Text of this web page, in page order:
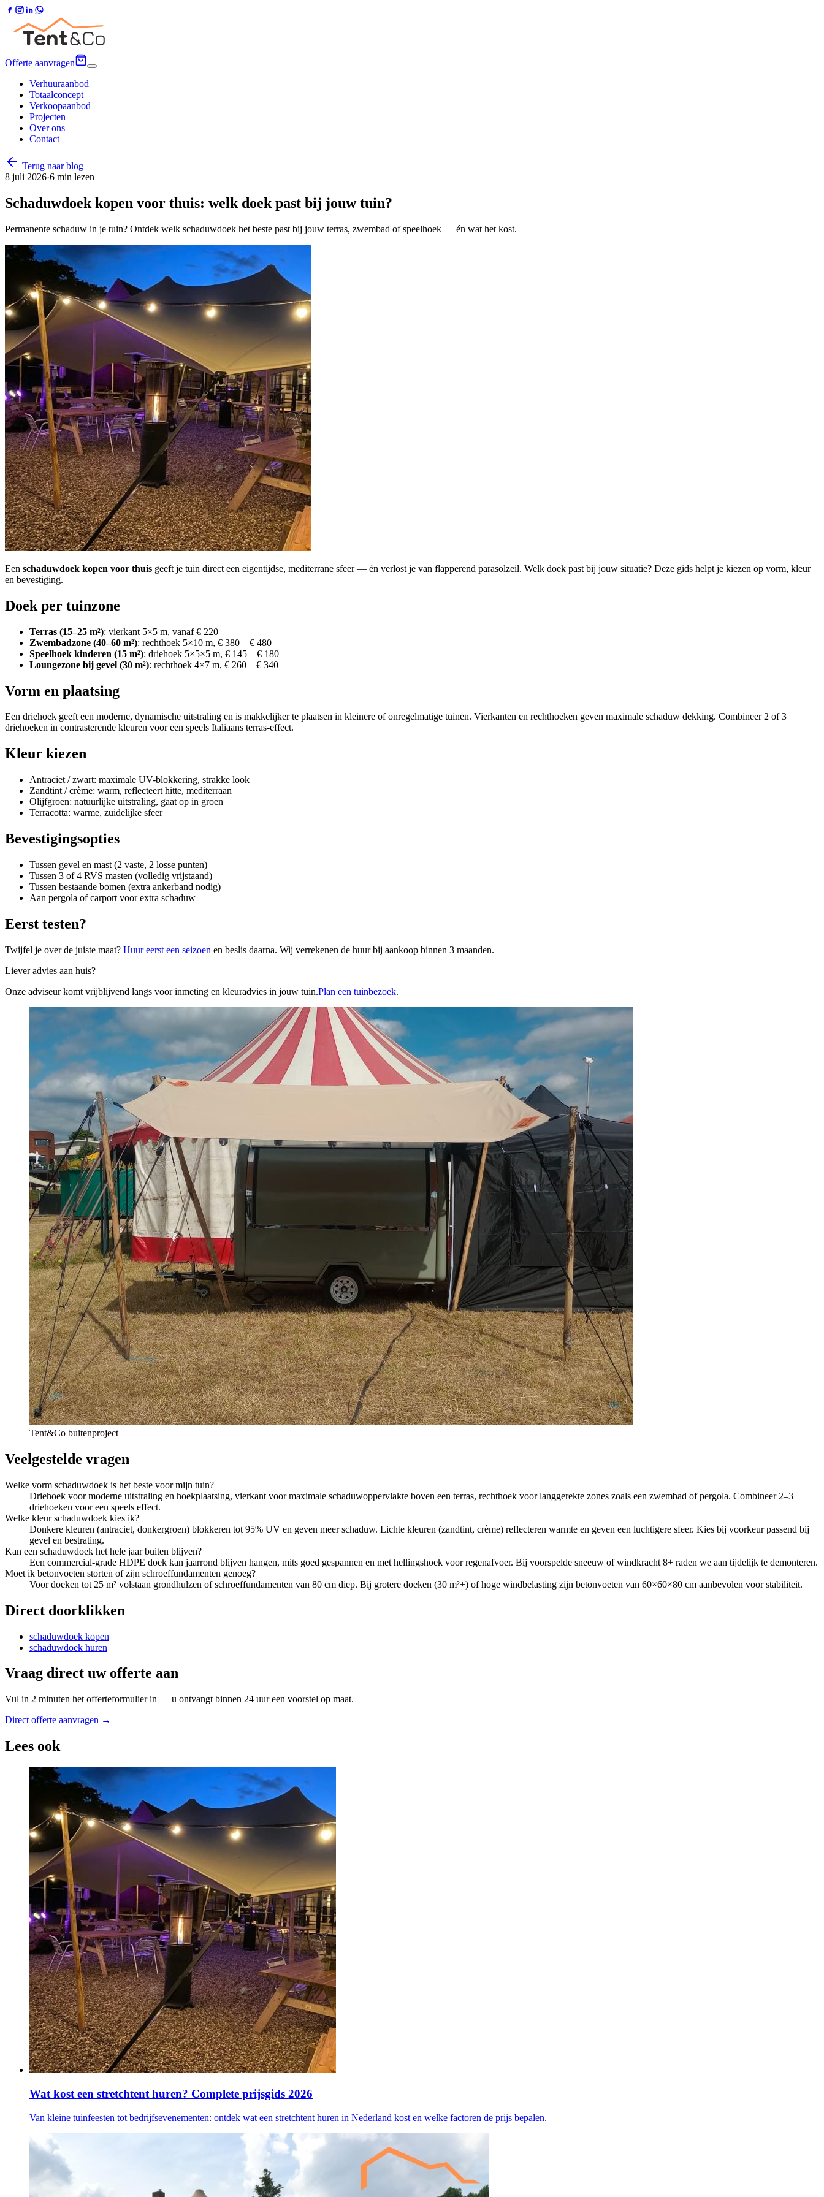
Offerte aanvragen
Verhuuraanbod
Totaalconcept
Verkoopaanbod
Projecten
Over ons
Contact
Terug naar blog
8 juli 2026·6 min lezen
Schaduwdoek kopen voor thuis: welk doek past bij jouw tuin?
Permanente schaduw in je tuin? Ontdek welk schaduwdoek het beste past bij jouw terras, zwembad of speelhoek — én wat het kost.
Een schaduwdoek kopen voor thuis geeft je tuin direct een eigentijdse, mediterrane sfeer — én verlost je van flapperend parasolzeil. Welk doek past bij jouw situatie? Deze gids helpt je kiezen op vorm, kleur
en bevestiging.
Doek per tuinzone
Terras (15–25 m²): vierkant 5×5 m, vanaf € 220
Zwembadzone (40–60 m²): rechthoek 5×10 m, € 380 – € 480
Speelhoek kinderen (15 m²): driehoek 5×5×5 m, € 145 – € 180
Loungezone bij gevel (30 m²): rechthoek 4×7 m, € 260 – € 340
Vorm en plaatsing
Een driehoek geeft een moderne, dynamische uitstraling en is makkelijker te plaatsen in kleinere of onregelmatige tuinen. Vierkanten en rechthoeken geven maximale schaduw­ dekking. Combineer 2 of 3
driehoeken in contrasterende kleuren voor een speels Italiaans terras-effect.
Kleur kiezen
Antraciet / zwart: maximale UV-blokkering, strakke look
Zandtint / crème: warm, reflecteert hitte, mediterraan
Olijfgroen: natuurlijke uitstraling, gaat op in groen
Terracotta: warme, zuidelijke sfeer
Bevestigingsopties
Tussen gevel en mast (2 vaste, 2 losse punten)
Tussen 3 of 4 RVS masten (volledig vrijstaand)
Tussen bestaande bomen (extra ankerband nodig)
Aan pergola of carport voor extra schaduw
Eerst testen?
Twijfel je over de juiste maat? Huur eerst een seizoen en beslis daarna. Wij verrekenen de huur bij aankoop binnen 3 maanden.
Liever advies aan huis?
Onze adviseur komt vrijblijvend langs voor inmeting en kleuradvies in jouw tuin.Plan een tuinbezoek.
Tent&Co buitenproject
Veelgestelde vragen
Welke vorm schaduwdoek is het beste voor mijn tuin?
Driehoek voor moderne uitstraling en hoekplaatsing, vierkant voor maximale schaduwoppervlakte boven een terras, rechthoek voor langgerekte zones zoals een zwembad of pergola. Combineer 2–3
driehoeken voor een speels effect.
Welke kleur schaduwdoek kies ik?
Donkere kleuren (antraciet, donkergroen) blokkeren tot 95% UV en geven meer schaduw. Lichte kleuren (zandtint, crème) reflecteren warmte en geven een luchtigere sfeer. Kies bij voorkeur passend bij
gevel en bestrating.
Kan een schaduwdoek het hele jaar buiten blijven?
Een commercial-grade HDPE doek kan jaarrond blijven hangen, mits goed gespannen en met hellingshoek voor regenafvoer. Bij voorspelde sneeuw of windkracht 8+ raden we aan tijdelijk te demonteren.
Moet ik betonvoeten storten of zijn schroeffundamenten genoeg?
Voor doeken tot 25 m² volstaan grondhulzen of schroeffundamenten van 80 cm diep. Bij grotere doeken (30 m²+) of hoge windbelasting zijn betonvoeten van 60×60×80 cm aanbevolen voor stabiliteit.
Direct doorklikken
schaduwdoek kopen
schaduwdoek huren
Vraag direct uw offerte aan
Vul in 2 minuten het offerteformulier in — u ontvangt binnen 24 uur een voorstel op maat.
Direct offerte aanvragen →
Lees ook
Wat kost een stretchtent huren? Complete prijsgids 2026
Van kleine tuinfeesten tot bedrijfsevenementen: ontdek wat een stretchtent huren in Nederland kost en welke factoren de prijs bepalen.